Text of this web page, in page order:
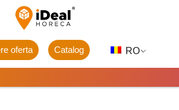
RO
Catalog
oferta